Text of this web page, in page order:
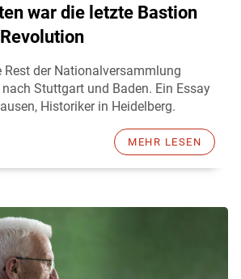
war die letzte Bastion
Rest der Nationalversammlung
Stuttgart und Baden. Ein Essay
Historiker in Heidelberg.
MEHR LESEN